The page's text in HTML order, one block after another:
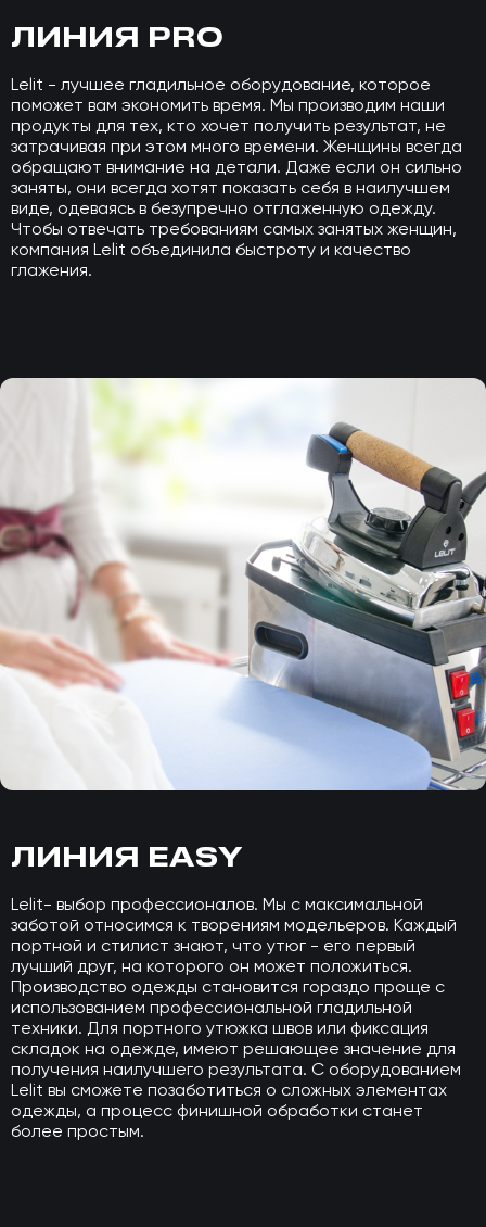
ЛИНИЯ PRO
Lelit - лучшее гладильное оборудование, которое
поможет вам экономить время. Мы производим наши
продукты для тех, кто хочет получить результат, не
затрачивая при этом много времени. Женщины всегда
обращают внимание на детали. Даже если он сильно
заняты, они всегда хотят показать себя в наилучшем
виде, одеваясь в безупречно отглаженную одежду.
Чтобы отвечать требованиям самых занятых женщин,
компания Lelit объединила быстроту и качество
глажения.
ЛИНИЯ EASY
Lelit- выбор профессионалов. Мы с максимальной
заботой относимся к творениям модельеров. Каждый
портной и стилист знают, что утюг - его первый
лучший друг, на которого он может положиться.
Производство одежды становится гораздо проще с
использованием профессиональной гладильной
техники. Для портного утюжка швов или фиксация
складок на одежде, имеют решающее значение для
получения наилучшего результата. С оборудованием
Lelit вы сможете позаботиться о сложных элементах
одежды, а процесс финишной обработки станет
более простым.